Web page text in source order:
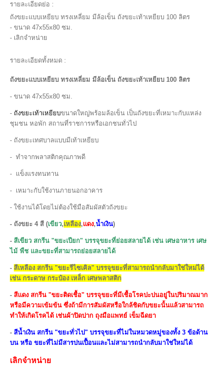
รายละเอียดย่อ :
ถังขยะแบบเหยียบ ทรงเหลี่ยม มีล้อเข็น ถังขยะเท้าเหยียบ 100 ลิตร
- ขนาด 47x55x80 ซม.
- เลิกจำหน่าย
รายละเอียดทั้งหมด :
ถังขยะแบบเหยียบ ทรงเหลี่ยม มีล้อเข็น ถังขยะเท้าเหยียบ 100 ลิตร
- ขนาด 47x55x80 ซม.
- ถังขยะเท้าเหยียบขนาดใหญ่พร้อมล้อเข็น เป็นถังขยะที่เหมาะกับแหล่ง
ชุมชน หอพัก สถานที่ราชการหรือเอกชนทั่วไป
- ถังขยะเทศบาลแบบมีเท้าเหยียบ
- ทำจากพลาสติกคุณภาพดี
- แข็งแรงทนทาน
- เหมาะกับใช้งานภายนอกอาคาร
- ใช้งานได้โดยไม่ต้องใช้มือสัมผัสตัวถังขยะ
- ถังขยะ 4 สี (เขียว,เหลือง,แดง,น้ำเงิน)
- สีเขียว สกรีน "ขยะเปียก" บรรจุขยะที่ย่อยสลายได้ เช่น เศษอาหาร เศษ
ไม้ พืช และขยะที่สามารถย่อยสลายได้
- สีเหลือง สกรีน "ขยะรีไซเคิล" บรรจุขยะที่สามารถนำกลับมาใช่ใหม่ได้
เช่น กระดาษ กระป๋อง เหล็ก เศษพลาสติก
- สีแดง สกรีน "ขยะติดเชื้อ" บรรจุขยะที่มีเชื้อโรคปะปนอยู่ในปริมาณมาก
หรือมีความเข้มข้น ซึ่งถ้ามีการ​สัมผัสหรือใกล้ชิดกับขยะนั้นแล้วสามารถ
ทำให้เกิดโรคได้ เช่นผ้าปิดปาก ถุงมือแพทย์ เข็มฉีดยา
- สีน้ำเงิน สกรีน "ขยะทั่วไป" บรรจุขยะที่ไม่ในหมวดหมู่ของทั้ง 3 ข้อด้าน
บน หรือ ขยะที่ไม่มีสารปนเปื้อนและไม่สามารถนำกลับมาใช่ใหม่ได้
เลิกจำหน่าย